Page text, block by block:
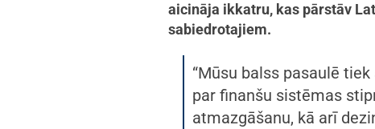
aicināja ikkatru, kas pārstāv
sabiedrotajiem.
“Mūsu balss pasaulē
par finanšu sistēmas
atmazgāšanu, kā arī